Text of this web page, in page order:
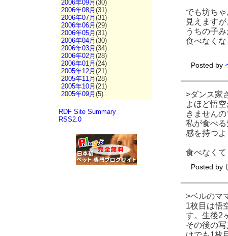
2006年09月 (30)
2006年08月 (31)
2006年07月 (31)
2006年06月 (29)
2006年05月 (31)
2006年04月 (30)
2006年03月 (34)
2006年02月 (28)
2006年01月 (24)
2005年12月 (21)
2005年11月 (28)
2005年10月 (21)
2005年09月 (5)
RDF Site Summary
RSS2.0
でも坊ち
見えます
うちの子
食べなく
Posted by
>ダンス家
よほど悟
きません
私が食べ
感を持つ
食べなく
Posted by
>ベルのマ
1枚目は悟
す。生後2
その後の